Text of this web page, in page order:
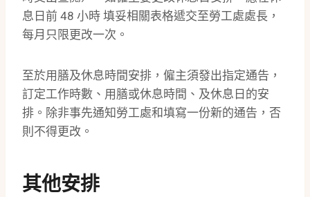
息日前 48 小時 填妥相關表格遞交至勞工處處長，
每月只限更改一次。
至於用膳及休息時間安排，僱主須發出指定通告，
訂定工作時數、用膳或休息時間、及休息日的安
排。除非事先通知勞工處和填寫一份新的通告，否
則不得更改。
其他安排